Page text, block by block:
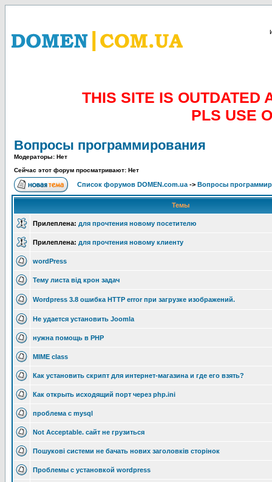
THIS SITE IS OUTDATED
PLS USE
Вопросы программирования
Модераторы: Нет
Сейчас этот форум просматривают: Нет
Список форумов DOMEN.com.ua -> Вопросы
Темы
Прилеплена: для прочтения новому посетителю
Прилеплена: для прочтения новому клиенту
wordPress
Тему листа від крон задач
Wordpress 3.8 ошибка HTTP error при загрузке изображений.
Не удается установить Joomla
нужна помощь в PHP
MIME class
Как установить скрипт для интернет-магазина и где его взять?
Как открыть исходящий порт через php.ini
проблема с mysql
Not Acceptable. сайт не грузиться
Пошукові системи не бачать нових заголовків сторінок
Проблемы с установкой wordpress